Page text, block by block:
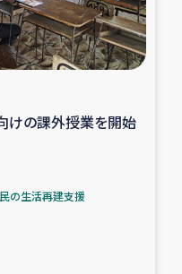
による栄養改善事業
ド事業
業
けの課外授業を開始
民の生活再建支援